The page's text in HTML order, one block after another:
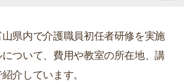
県内で介護職員初任者研修を実施
ついて、費用や教室の所在地、講
介しています。